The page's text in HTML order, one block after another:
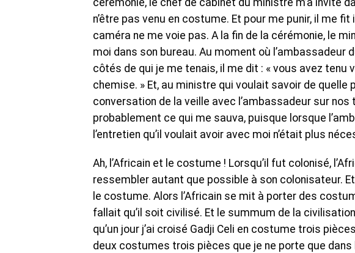
cérémonie, le chef de cabinet du ministre m’a invité
n’être pas venu en costume. Et pour me punir, il me
caméra ne me voie pas. A la fin de la cérémonie, le
moi dans son bureau. Au moment où l’ambassadeur
côtés de qui je me tenais, il me dit : « vous avez
chemise. » Et, au ministre qui voulait savoir de quelle
conversation de la veille avec l’ambassadeur sur nos
probablement ce qui me sauva, puisque lorsque
l’entretien qu’il voulait avoir avec moi n’était plus
Ah, l’Africain et le costume ! Lorsqu’il fut colonisé,
ressembler autant que possible à son colonisateur.
le costume. Alors l’Africain se mit à porter des
fallait qu’il soit civilisé. Et le summum de la
qu’un jour j’ai croisé Gadji Celi en costume trois
deux costumes trois pièces que je ne porte que